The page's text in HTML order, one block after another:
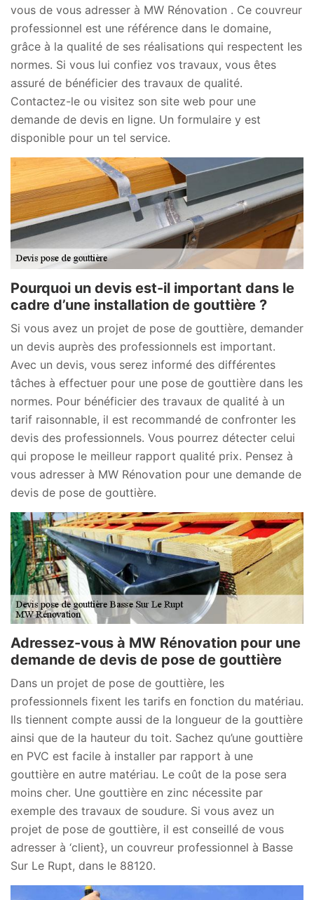
vous de vous adresser à MW Rénovation . Ce couvreur
professionnel est une référence dans le domaine,
grâce à la qualité de ses réalisations qui respectent les
normes. Si vous lui confiez vos travaux, vous êtes
assuré de bénéficier des travaux de qualité.
Contactez-le ou visitez son site web pour une
demande de devis en ligne. Un formulaire y est
disponible pour un tel service.
Pourquoi un devis est-il important dans le
cadre d’une installation de gouttière ?
Si vous avez un projet de pose de gouttière, demander
un devis auprès des professionnels est important.
Avec un devis, vous serez informé des différentes
tâches à effectuer pour une pose de gouttière dans les
normes. Pour bénéficier des travaux de qualité à un
tarif raisonnable, il est recommandé de confronter les
devis des professionnels. Vous pourrez détecter celui
qui propose le meilleur rapport qualité prix. Pensez à
vous adresser à MW Rénovation pour une demande de
devis de pose de gouttière.
Adressez-vous à MW Rénovation pour une
demande de devis de pose de gouttière
Dans un projet de pose de gouttière, les
professionnels fixent les tarifs en fonction du matériau.
Ils tiennent compte aussi de la longueur de la gouttière
ainsi que de la hauteur du toit. Sachez qu’une gouttière
en PVC est facile à installer par rapport à une
gouttière en autre matériau. Le coût de la pose sera
moins cher. Une gouttière en zinc nécessite par
exemple des travaux de soudure. Si vous avez un
projet de pose de gouttière, il est conseillé de vous
adresser à ‘client}, un couvreur professionnel à Basse
Sur Le Rupt, dans le 88120.